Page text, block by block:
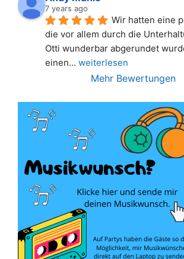
7 years ago
Wir hatten eine
die vor allem durch die
Otti wunderbar abgerundet
einen... weiterlesen
Mehr Bewertungen